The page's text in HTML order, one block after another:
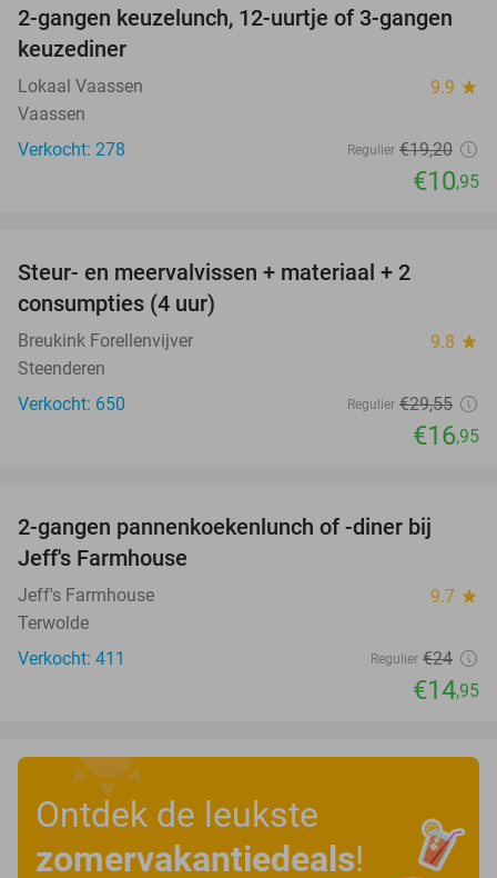
43%
2-gangen keuzelunch, 12-uurtje of 3-gangen
keuzediner
Lokaal Vaassen 9.9 star
Vaassen
Verkocht: 278
Regulier €19,20
€10,95
Steur- en meervalvissen + materiaal + 2
consumpties (4 uur)
Breukink Forellenvijver 9.8 star
Steenderen
Verkocht: 650
Regulier €29,55
€16,95
38%
2-gangen pannenkoekenlunch of -diner bij
Jeff's Farmhouse
Jeff's Farmhouse 9.7 star
Terwolde
Verkocht: 411
Regulier €24
€14,95
Ontdek de leukste
zomervakantiedeals!